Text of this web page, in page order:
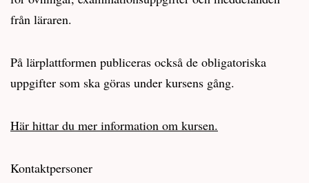
från läraren.
På lärplattformen publiceras också de obligatoriska
uppgifter som ska göras under kursens gång.
Här hittar du mer information om kursen.
Kontaktpersoner